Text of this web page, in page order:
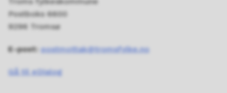
Postboks 6600
9296 Tromsø
E-post: postmottak@tromsfylke.no
Gå til eDialog